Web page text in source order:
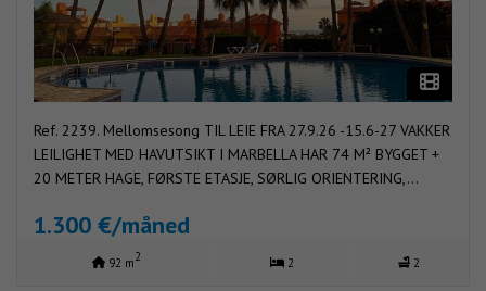
Ref. 2239. Mellomsesong TIL LEIE FRA 27.9.26 -15.6-27 VAKKER
LEILIGHET MED HAVUTSIKT I MARBELLA HAR 74 M² BYGGET +
20 METER HAGE, FØRSTE ETASJE, SØRLIG ORIENTERING,...
1.300 €/måned
92 m2 2 2